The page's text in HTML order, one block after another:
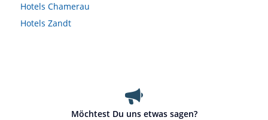
Hotels Chamerau
Hotels Zandt
Möchtest Du uns etwas sagen?